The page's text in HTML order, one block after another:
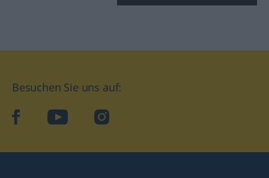
Besuchen Sie uns auf:
facebookYouTube Instagram